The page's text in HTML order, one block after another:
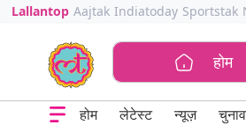
Lallantop Aajtak Indiatoday Sportstak
होम
होम लेटेस्ट न्यूज़ चुनाव